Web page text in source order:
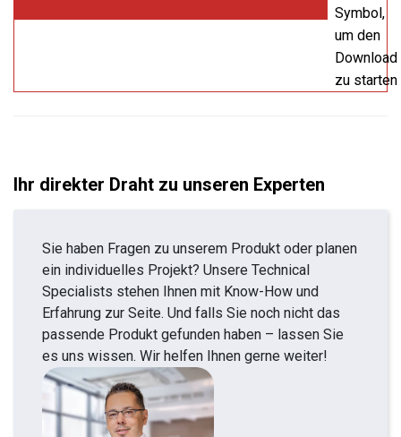
Symbol,
um den
Download
zu starten
Ihr direkter Draht zu unseren Experten
Sie haben Fragen zu unserem Produkt oder planen
ein individuelles Projekt? Unsere Technical
Specialists stehen Ihnen mit Know-How und
Erfahrung zur Seite. Und falls Sie noch nicht das
passende Produkt gefunden haben – lassen Sie
es uns wissen. Wir helfen Ihnen gerne weiter!